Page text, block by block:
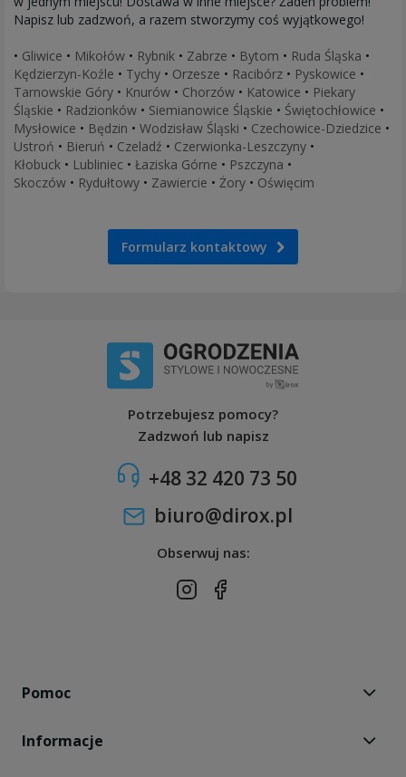
Napisz lub zadzwoń, a razem stworzymy coś wyjątkowego!
• Gliwice • Mikołów • Rybnik • Zabrze • Bytom • Ruda Śląska •
Kędzierzyn-Koźle • Tychy • Orzesze • Racibórz • Pyskowice •
Tarnowskie Góry • Knurów • Chorzów • Katowice • Piekary
Śląskie • Radzionków • Siemianowice Śląskie • Świętochłowice •
Mysłowice • Będzin • Wodzisław Śląski • Czechowice-Dziedzice •
Ustroń • Bieruń • Czeladź • Czerwionka-Leszczyny •
Kłobuck • Lubliniec • Łaziska Górne • Pszczyna •
Skoczów • Rydułtowy • Zawiercie • Żory • Oświęcim
Formularz kontaktowy
Potrzebujesz pomocy?
Zadzwoń lub napisz
+48 32 420 73 50
biuro@dirox.pl
Obserwuj nas:
Pomoc
Informacje